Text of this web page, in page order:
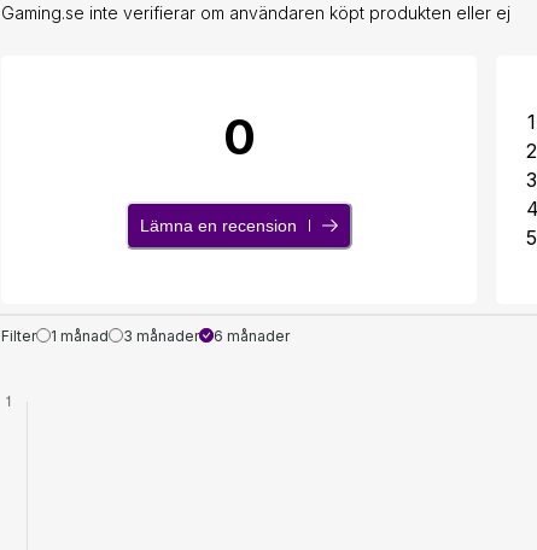
Gaming.se inte verifierar om användaren köpt produkten eller ej
0
Lämna en recension
1
2
3
4
5
Filter 1 månad 3 månader 6 månader